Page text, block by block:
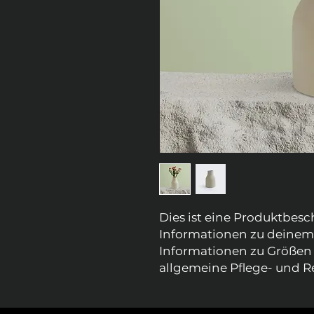
Dies ist eine
Informationen zu
Informationen zu
allgemeine Pflege- und